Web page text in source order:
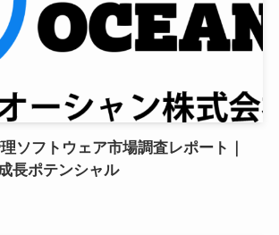
ソフトウェア市場調査レポート｜
長ポテンシャル